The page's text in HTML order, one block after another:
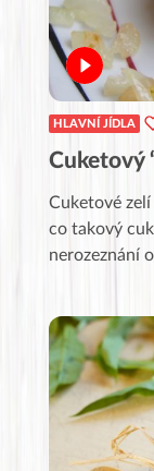
HLAVNÍ JÍDLA
Cuketový
Cuketové
co takový
nerozeznání